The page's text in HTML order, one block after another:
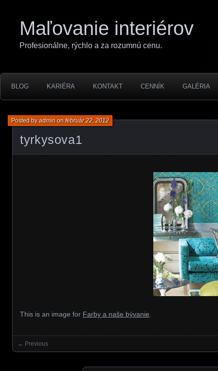
Maľovanie interiérov
Profesionálne, rýchlo a za rozumnú cenu.
BLOG KARIÉRA KONTAKT CENNÍK GALÉRIA
tyrkysova1
Posted byadminonfebruár 22, 2012
This is an image for Farby a naše bývanie
Images navigation
← Previous